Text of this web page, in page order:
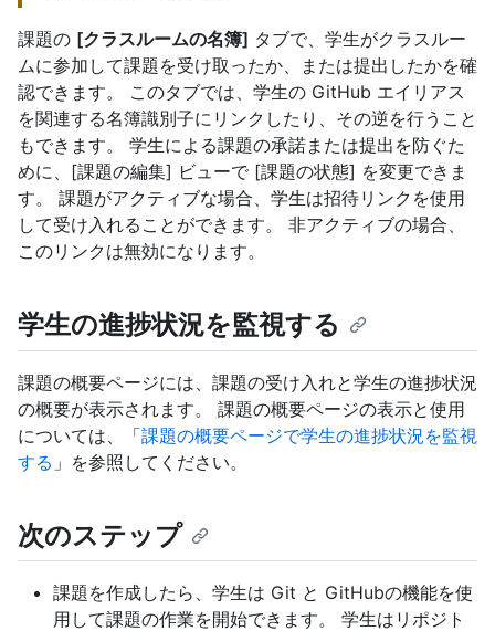
課題の [クラスルームの名簿] タブで、学生がクラスルー
ムに参加して課題を受け取ったか、または提出したかを確
認できます。 このタブでは、学生の GitHub エイリアス
を関連する名簿識別子にリンクしたり、その逆を行うこと
もできます。 学生による課題の承諾または提出を防ぐた
めに、[課題の編集] ビューで [課題の状態] を変更できま
す。 課題がアクティブな場合、学生は招待リンクを使用
して受け入れることができます。 非アクティブの場合、
このリンクは無効になります。
学生の進捗状況を監視する
課題の概要ページには、課題の受け入れと学生の進捗状況
の概要が表示されます。 課題の概要ページの表示と使用
については、「課題の概要ページで学生の進捗状況を監視
する 」を参照してください。
次のステップ
課題を作成したら、学生は Git と GitHubの機能を使
用して課題の作業を開始できます。 学生はリポジト